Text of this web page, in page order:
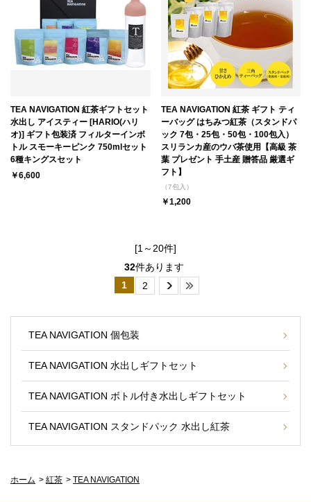
TEA NAVIGATION 紅茶ギフトセット
水出し アイスティー [HARIO(ハリ
オ)] ギフト包装済 フィルターインボ
トル スモーキーピンク 750mlセット
6種キングスセット
￥6,600
TEA NAVIGATION 紅茶 ギフト ティ
ーバッグ はちみつ紅茶（スタンドパ
ック 7包・25包・50包・100包入）
スリランカ産のウバ茶使用【高級 茶
葉 プレゼント 手土産 贈答品 厳選ギ
フト】
（7包入）
￥1,200
[1～20件]
32件あります
1
2
TEA NAVIGATION 個包装
TEA NAVIGATION 水出しギフトセット
TEA NAVIGATION ボトル付き水出しギフトセット
TEA NAVIGATION スタンドパック 水出し紅茶
ホーム > 紅茶 > TEA NAVIGATION